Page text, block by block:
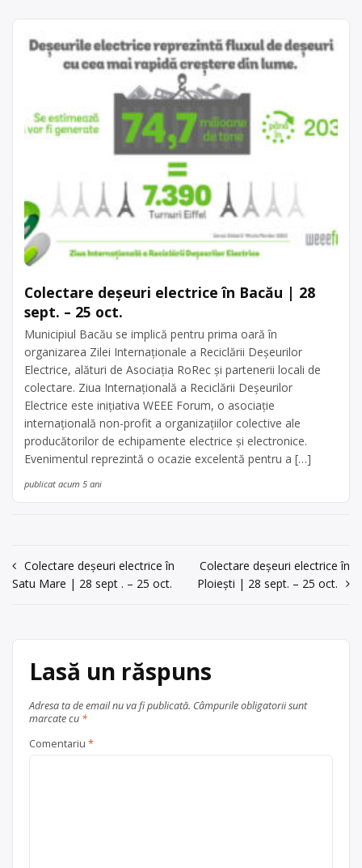
Colectare deșeuri electrice în Bacău | 28
sept. – 25 oct.
Municipiul Bacău se implică pentru prima oară în
organizarea Zilei Internaționale a Reciclării Deșeurilor
Electrice, alături de Asociația RoRec și partenerii locali de
colectare. Ziua Internațională a Reciclării Deșeurilor
Electrice este inițiativa WEEE Forum, o asociație
internațională non-profit a organizațiilor colective ale
producătorilor de echipamente electrice și electronice.
Evenimentul reprezintă o ocazie excelentă pentru a […]
publicat acum 5 ani
Navigare
în
Colectare deșeuri electrice în
Satu Mare | 28 sept . – 25 oct.
Colectare deșeuri electrice în
Ploiești | 28 sept. – 25 oct.
Lasă un răspuns
Adresa ta de email nu va fi publicată. Câmpurile obligatorii sunt
marcate cu *
Comentariu *